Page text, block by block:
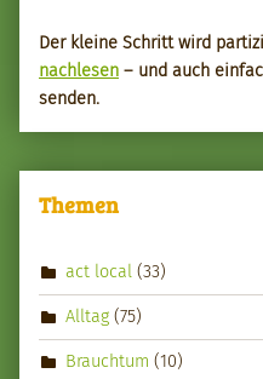
Der kleine Schritt wird
nach­le­sen – und auch
senden.
Themen
act local (33)
Alltag (75)
Brauchtum (10)